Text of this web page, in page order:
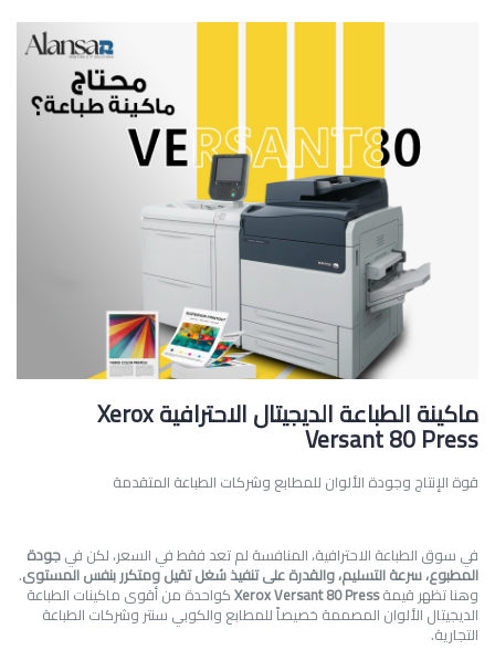
ماكينة الطباعة الديجيتال الاحترافيةXerox
Versant 80 Press
قوة الإنتاج وجودة الألوان للمطابع وشركات الطباعة المتقدمة
في سوق الطباعة الاحترافية، المنافسة لم تعد فقط في السعر، لكن فيجودة
المطبوع، سرعة التسليم، والقدرة على تنفيذ شغل تقيل ومتكرر بنفس المستوى.
وهنا تظهر قيمةXerox Versant 80 Pressكواحدة من أقوى ماكينات الطباعة
الديجيتال الألوان المصممة خصيصاً للمطابع والكوبي سنتر وشركات الطباعة
التجارية.